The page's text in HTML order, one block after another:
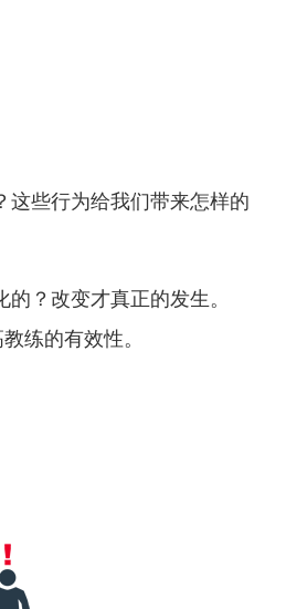
这些行为给我们带来怎样的
？改变才真正的发生。
练的有效性。